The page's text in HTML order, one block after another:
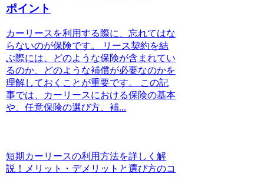
ポイント
カーリースを利用する際に、忘れてはな
らないのが保険です。 リース契約を結
ぶ際には、どのような保険が含まれてい
るのか、どのような補償が必要なのかを
理解しておくことが重要です。 この記
事では、カーリースにおける保険の基本
や、任意保険の選び方、補...
短期カーリースの利用方法を詳しく解
説！メリット・デメリットと選び方のコ